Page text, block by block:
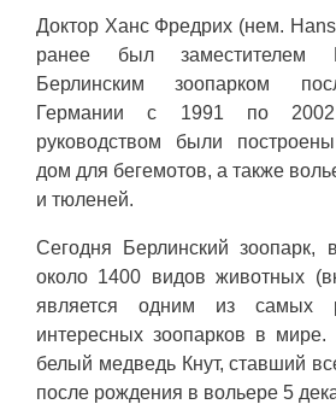
Доктор Ханс Фредрих (нем.
ранее был заместителем
Берлинским зоопарком
Германии с 1991 по
руководством были построены
дом для бегемотов, а также
и тюленей.
Сегодня Берлинский зоопарк,
около 1400 видов животных
является одним из самых
интересных зоопарков в
белый медведь Кнут, ставший
после рождения в вольере 5